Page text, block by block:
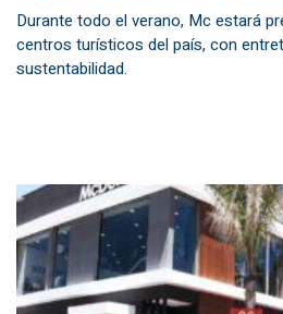
Durante todo el verano, Mc estará
centros turísticos del país, con
sustentabilidad.